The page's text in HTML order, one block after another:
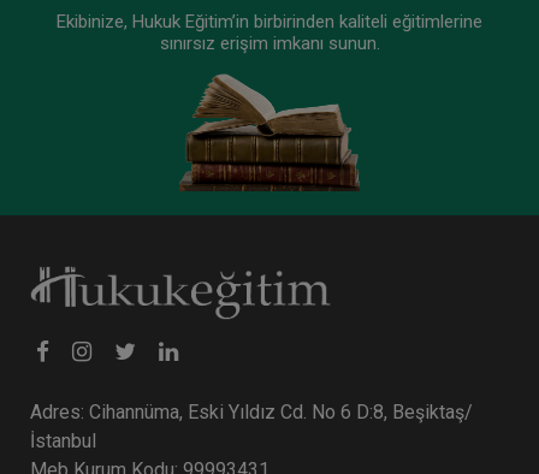
Şirketler Hukuku - 4 - II. Ticaret Hukuku Kongresi
- IX. Oturum Video Kaydı
Ekibinize, Hukuk Eğitim’in birbirinden kaliteli eğitimlerine
sınırsız erişim imkanı sunun.
Adres: Cihannüma, Eski Yıldız Cd. No 6 D:8, Beşiktaş/
İstanbul